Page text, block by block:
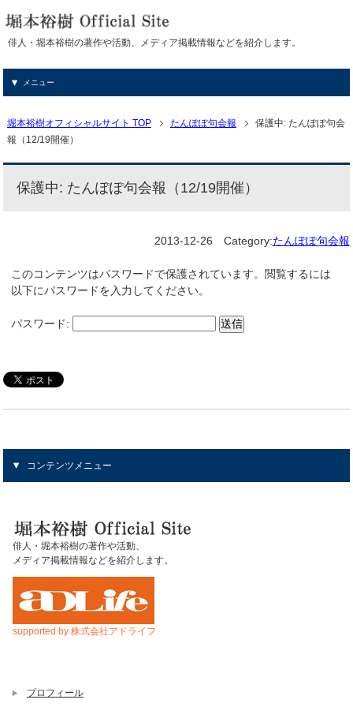
俳人・堀本裕樹の著作や活動、メディア掲載情報などを紹介します。
メニュー
堀本裕樹オフィシャルサイト TOP たんぽぽ句会報
保護中: たんぽぽ句会
報（12/19開催）
保護中: たんぽぽ句会報（12/19開催）
2013-12-26 Category:たんぽぽ句会報
このコンテンツはパスワードで保護されています。閲覧するには
以下にパスワードを入力してください。
パスワード:
コンテンツメニュー
俳人・堀本裕樹の著作や活動、
メディア掲載情報などを紹介します。
supported by 株式会社アドライフ
プロフィール